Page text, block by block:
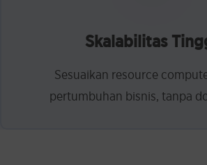
Skalabilitas
Sesuaikan resource
pertumbuhan bisnis, tanpa